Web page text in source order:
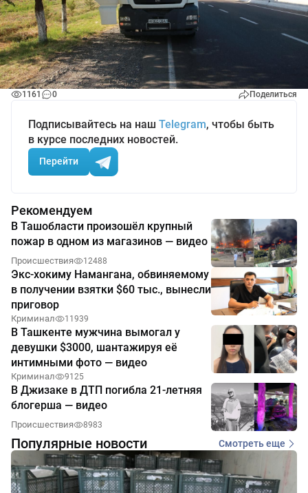
1161 0 Поделиться
Подписывайтесь на наш Telegram, чтобы быть
в курсе последних новостей.
Перейти
Рекомендуем
В Ташобласти произошёл крупный
пожар в одном из магазинов — видео
Происшествия 12488
Экс-хокиму Намангана, обвиняемому
в получении взятки $60 тыс., вынесли
приговор
Криминал 11939
В Ташкенте мужчина вымогал у
девушки $3000, шантажируя её
интимными фото — видео
Криминал 9125
В Джизаке в ДТП погибла 21-летняя
блогерша — видео
Происшествия 8983
Популярные новости Смотреть еще